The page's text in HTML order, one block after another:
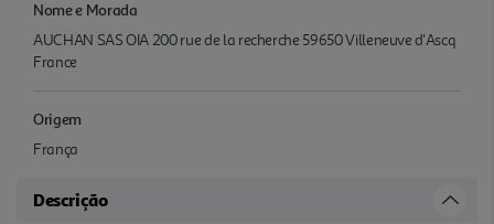
Nome e Morada
AUCHAN SAS OIA 200 rue de la recherche 59650 Villeneuve d'Ascq
France
Origem
França
Descrição